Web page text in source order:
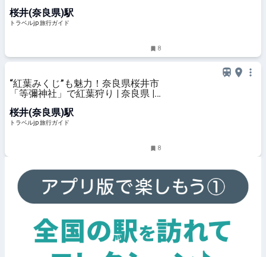
桜井(奈良県)駅
トラベルjp 旅行ガイド
8
“紅葉みくじ”も魅力！奈良県桜井市
「等彌神社」で紅葉狩り | 奈良県 |
桜井(奈良県)駅
トラベルjp 旅行ガイド
8